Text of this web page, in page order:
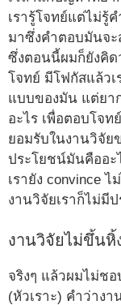
เรารู้โจทย์แต่ไม่รู้
มาซึ่งคำตอบมันจ
ซึ่งตอนนี้ผมก็ยังคิด
โจทย์ มีโฟกัสแล้ว
แบบของมัน แต่ยา
อะไร เพื่อตอบโจท
ยอมรับในงานวิจัย
ประโยชน์มันคืออะ
เรายัง convince ไ
งานวิจัยเราก็ไม่มี
งานวิจัยไม่ขึ้นหิ้
จริงๆ แล้วผมไม่ช
(หัวเราะ) คำว่าง